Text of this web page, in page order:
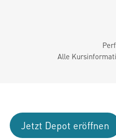
Alle
Jetzt Depot eröffnen